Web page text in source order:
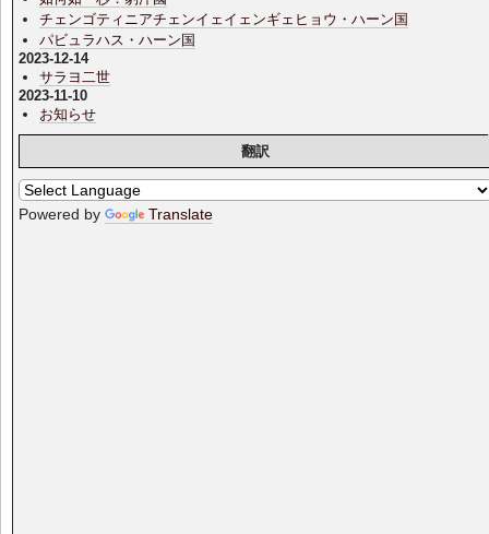
チェンゴティニアチェンイェイェンギェヒョウ・ハーン国
パビュラハス・ハーン国
2023-12-14
サラヨ二世
2023-11-10
お知らせ
翻訳
Powered by Translate